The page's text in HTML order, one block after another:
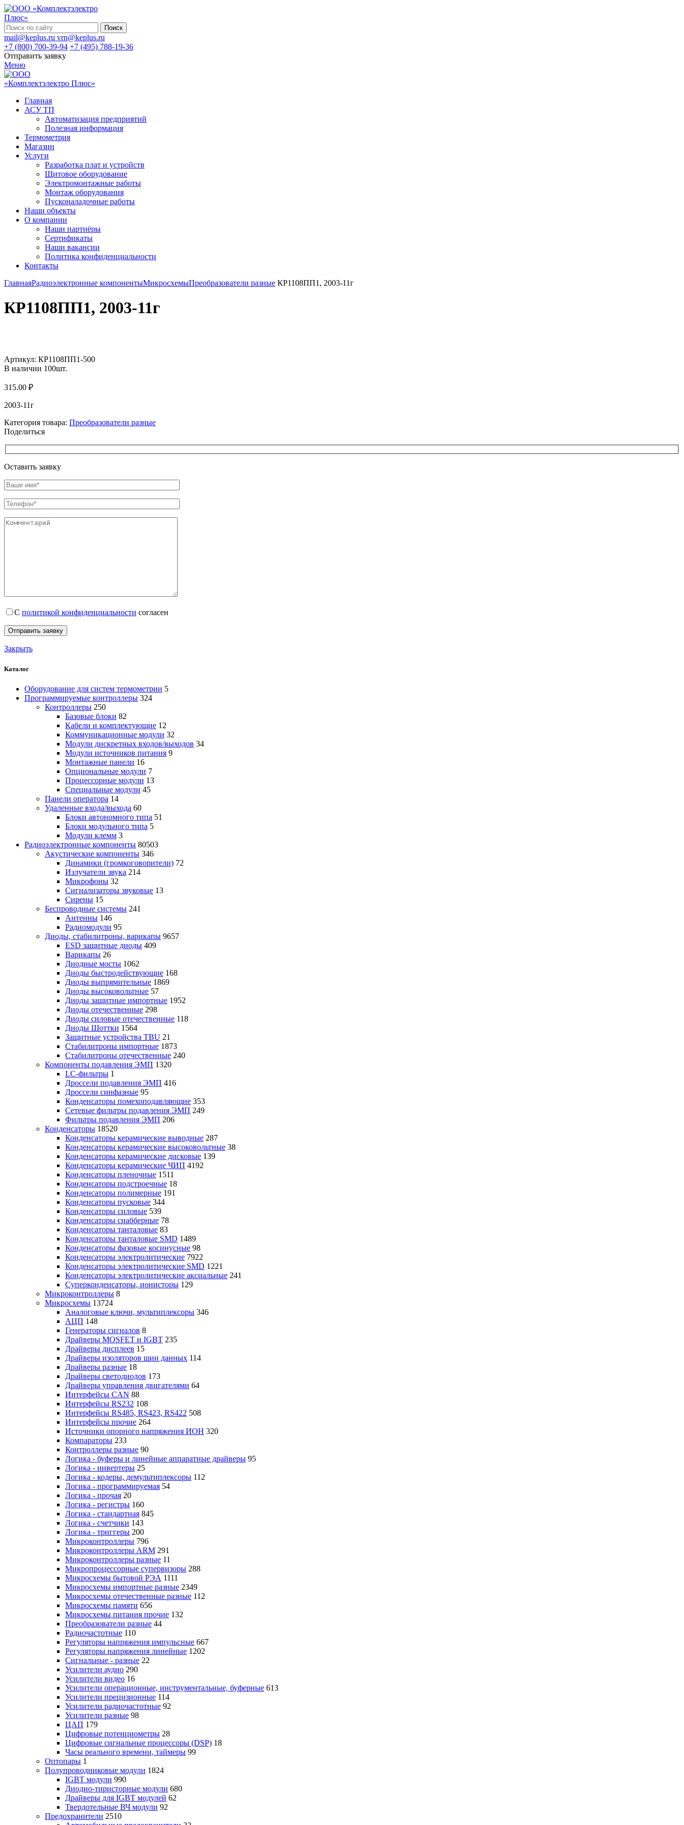
Поиск
mail@keplus.ru vrn@keplus.ru
+7 (800) 700-39-94 +7 (495) 788-19-36
Отправить заявку
Меню
Главная
АСУ ТП
Автоматизация предприятий
Полезная информация
Термометрия
Магазин
Услуги
Разработка плат и устройств
Щитовое оборудование
Электромонтажные работы
Монтаж оборудования
Пусконаладочные работы
Наши объекты
О компании
Наши партнёры
Сертификаты
Наши вакансии
Политика конфиденциальности
Контакты
ГлавнаяРадиоэлектронные компонентыМикросхемыПреобразователи разные КР1108ПП1, 2003-11г
КР1108ПП1, 2003-11г
Артикул: КР1108ПП1-500
В наличии 100шт.
315.00 ₽
2003-11г
Категория товара: Преобразователи разные
Поделиться
Оставить заявку
С политикой конфиденциальности согласен
Закрыть
Каталог
Оборудование для систем термометрии 5
Программируемые контроллеры 324
Контроллеры 250
Базовые блоки 82
Кабели и комплектующие 12
Коммуникационные модули 32
Модули дискретных входов/выходов 34
Модули источников питания 9
Монтажные панели 16
Опциональные модули 7
Процессорные модули 13
Специальные модули 45
Панели оператора 14
Удаленные входа/выхода 60
Блоки автономного типа 51
Блоки модульного типа 5
Модули клемм 3
Радиоэлектронные компоненты 80503
Акустические компоненты 346
Динамики (громкоговорители) 72
Излучатели звука 214
Микрофоны 32
Сигнализаторы звуковые 13
Сирены 15
Беспроводные системы 241
Антенны 146
Радиомодули 95
Диоды, стабилитроны, варикапы 9657
ESD защитные диоды 409
Варикапы 26
Диодные мосты 1062
Диоды быстродействующие 168
Диоды выпрямительные 1869
Диоды высоковольтные 57
Диоды защитные импортные 1952
Диоды отечественные 298
Диоды силовые отечественные 118
Диоды Шоттки 1564
Защитные устройства TBU 21
Стабилитроны импортные 1873
Стабилитроны отечественные 240
Компоненты подавления ЭМП 1320
LC-фильтры 1
Дроссели подавления ЭМП 416
Дроссели синфазные 95
Конденсаторы помехоподавляющие 353
Сетевые фильтры подавления ЭМП 249
Фильтры подавления ЭМП 206
Конденсаторы 18520
Конденсаторы керамические выводные 287
Конденсаторы керамические высоковольтные 38
Конденсаторы керамические дисковые 139
Конденсаторы керамические ЧИП 4192
Конденсаторы пленочные 1511
Конденсаторы подстроечные 18
Конденсаторы полимерные 191
Конденсаторы пусковые 344
Конденсаторы силовые 539
Конденсаторы снабберные 78
Конденсаторы танталовые 83
Конденсаторы танталовые SMD 1489
Конденсаторы фазовые косинусные 98
Конденсаторы электролитические 7922
Конденсаторы электролитические SMD 1221
Конденсаторы электролитические аксиальные 241
Суперконденсаторы, ионисторы 129
Микроконтроллеры 8
Микросхемы 13724
Аналоговые ключи, мультиплексоры 346
АЦП 148
Генераторы сигналов 8
Драйверы MOSFET и IGBT 235
Драйверы дисплеев 15
Драйверы изоляторов шин данных 114
Драйверы разные 18
Драйверы светодиодов 173
Драйверы управления двигателями 64
Интерфейсы CAN 88
Интерфейсы RS232 108
Интерфейсы RS485, RS423, RS422 508
Интерфейсы прочие 264
Источники опорного напряжения ИОН 320
Компараторы 233
Контроллеры разные 90
Логика - буферы и линейные аппаратные драйверы 95
Логика - инвертеры 25
Логика - кодеры, демультиплексоры 112
Логика - программируемая 54
Логика - прочая 20
Логика - регистры 160
Логика - стандартная 845
Логика - счетчики 143
Логика - триггеры 200
Микроконтроллеры 796
Микроконтроллеры ARM 291
Микроконтроллеры разные 11
Микропроцессорные супервизоры 288
Микросхемы бытовой РЭА 1111
Микросхемы импортные разные 2349
Микросхемы отечественные разные 112
Микросхемы памяти 656
Микросхемы питания прочие 132
Преобразователи разные 44
Радиочастотные 110
Регуляторы напряжения импульсные 667
Регуляторы напряжения линейные 1202
Сигнальные - разные 22
Усилители аудио 290
Усилители видео 16
Усилители операционные, инструментальные, буферные 613
Усилители прецизионные 114
Усилители радиочастотные 92
Усилители разные 98
ЦАП 179
Цифровые потенциометры 28
Цифровые сигнальные процессоры (DSP) 18
Часы реального времени, таймеры 99
Оптопары 1
Полупроводниковые модули 1824
IGBT модули 990
Диодно-тиристорные модули 680
Драйверы для IGBT модулей 62
Твердотельные ВЧ модули 92
Предохранители 2510